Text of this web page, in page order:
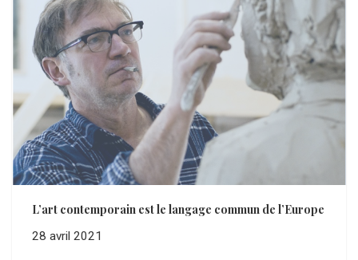
L’art contemporain est le langage commun de l’Europe
28 avril 2021